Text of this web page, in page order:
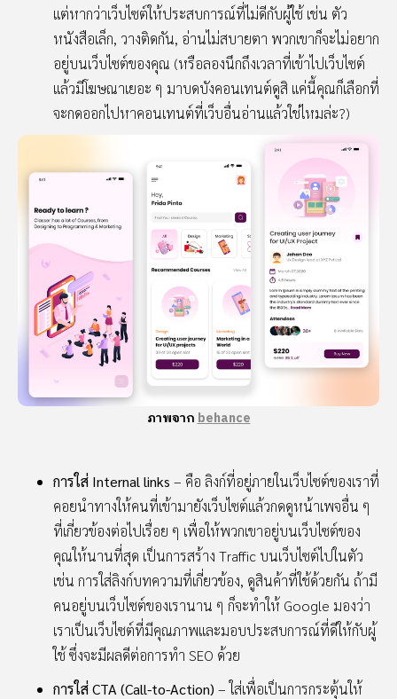
แต่หากว่าเว็บไซต์ให้ประสบการณ์ที่ไม่ดีกับผู้ใช้ เช่น ตัว
หนังสือเล็ก, วางติดกัน, อ่านไม่สบายตา พวกเขาก็จะไม่อยาก
อยู่บนเว็บไซต์ของคุณ (หรือลองนึกถึงเวลาที่เข้าไปเว็บไซต์
แล้วมีโฆษณาเยอะ ๆ มาบดบังคอนเทนต์ดูสิ แค่นี้คุณก็เลือกที่
จะกดออกไปหาคอนเทนต์ที่เว็บอื่นอ่านแล้วใช่ไหมล่ะ?)
ภาพจากbehance
การใส่ Internal links – คือ ลิงก์ที่อยู่ภายในเว็บไซต์ของเราที่
คอยนำทางให้คนที่เข้ามายังเว็บไซต์แล้วกดดูหน้าเพจอื่น ๆ
ที่เกี่ยวข้องต่อไปเรื่อย ๆ เพื่อให้พวกเขาอยู่บนเว็บไซต์ของ
คุณให้นานที่สุด เป็นการสร้าง Traffic บนเว็บไซต์ไปในตัว
เช่น การใส่ลิงก์บทความที่เกี่ยวข้อง, ดูสินค้าที่ใช้ด้วยกัน ถ้ามี
คนอยู่บนเว็บไซต์ของเรานาน ๆ ก็จะทำให้ Google มองว่า
เราเป็นเว็บไซต์ที่มีคุณภาพและมอบประสบการณ์ที่ดีให้กับผู้
ใช้ ซึ่งจะมีผลดีต่อการทำ SEO ด้วย
การใส่ CTA (Call-to-Action) – ใส่เพื่อเป็นการกระตุ้นให้